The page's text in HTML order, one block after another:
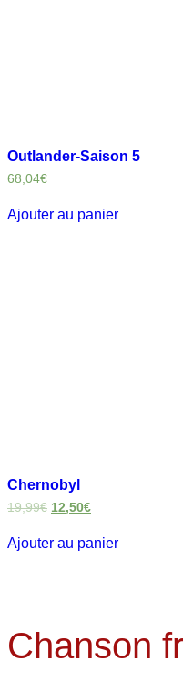
Outlander-Saison 5
68,04€
Ajouter au panier
Chernobyl
19,99€ 12,50€
Ajouter au panier
Chanson